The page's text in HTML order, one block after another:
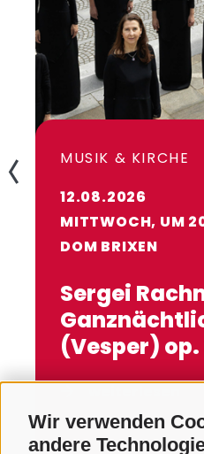
Wir verwenden
andere
MUSIK & KIRCHE
12.08.2026
MITTWOCH, UM
DOM BRIXEN
Sergei
(Vesper) op.